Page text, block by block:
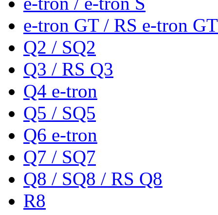
e-tron GT / RS e-tron GT
Q2 / SQ2
Q3 / RS Q3
Q4 e-tron
Q5 / SQ5
Q6 e-tron
Q7 / SQ7
Q8 / SQ8 / RS Q8
R8